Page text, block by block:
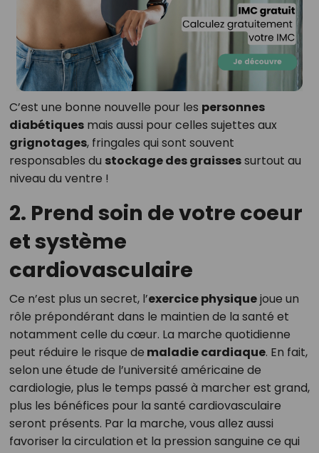
C’est une bonne nouvelle pour les personnes
diabétiquesmais aussi pour celles sujettes aux
grignotages, fringales qui sont souvent
responsables du stockage des graissessurtout au
niveau du ventre !
2. Prend soin de votre coeur
et système
cardiovasculaire
Ce n’est plus un secret, l’exercice physiquejoue un
rôle prépondérant dans le maintien de la santé et
notamment celle du cœur. La marche quotidienne
peut réduire le risque de maladie cardiaque. En fait,
selon une étude de l’université américaine de
cardiologie, plus le temps passé à marcher est grand,
plus les bénéfices pour la santé cardiovasculaire
seront présents. Par la marche, vous allez aussi
favoriser la circulation et la pression sanguine ce qui